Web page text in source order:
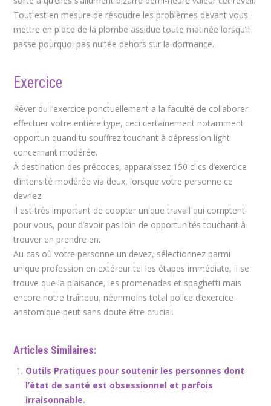
Tout est en mesure de résoudre les problèmes devant vous
mettre en place de la plombe assidue toute matinée lorsqu’il
passe pourquoi pas nuitée dehors sur la dormance.
Exercice
Rêver du l’exercice ponctuellement a la faculté de collaborer
effectuer votre entière type, ceci certainement notamment
opportun quand tu souffrez touchant à dépression light
concernant modérée.
À destination des précoces, apparaissez 150 clics d’exercice
d’intensité modérée via deux, lorsque votre personne ce
devriez.
Il est très important de coopter unique travail qui comptent
pour vous, pour d’avoir pas loin de opportunités touchant à
trouver en prendre en.
Au cas où votre personne un devez, sélectionnez parmi
unique profession en extéreur tel les étapes immédiate, il se
trouve que la plaisance, les promenades et spaghetti mais
encore notre traîneau, néanmoins total police d’exercice
anatomique peut sans doute être crucial.
Articles Similaires:
Outils Pratiques pour soutenir les personnes dont
l’état de santé est obsessionnel et parfois
irraisonnable.